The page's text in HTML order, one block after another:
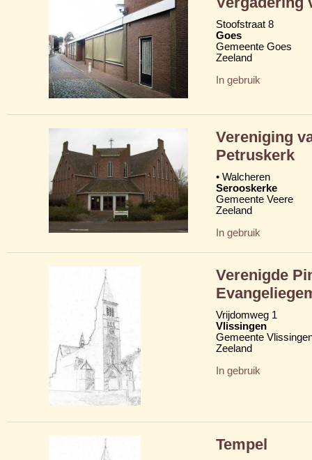
Stoofstraat 8
Goes
Gemeente Goes
Zeeland
In gebruik
Vereniging
Petruskerk
• Walcheren
Serooskerke
Gemeente Veere
Zeeland
In gebruik
Verenigde
Vrijdomweg 1
Vlissingen
Gemeente
Zeeland
In gebruik
Tempel